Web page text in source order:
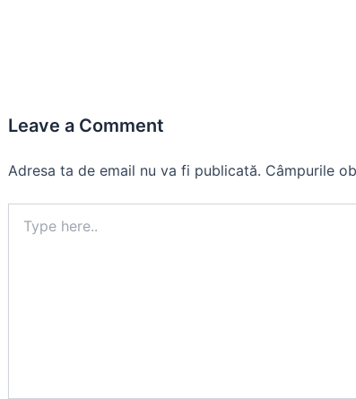
Leave a Comment
Adresa ta de email nu va fi publicată. Câmpurile
here..